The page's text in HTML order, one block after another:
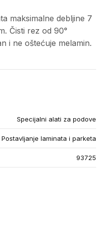
maksimalne debljine 7
Čisti rez od 90°
i ne oštećuje melamin.
Specijalni alati za podove
Postavljanje laminata i parketa
93725